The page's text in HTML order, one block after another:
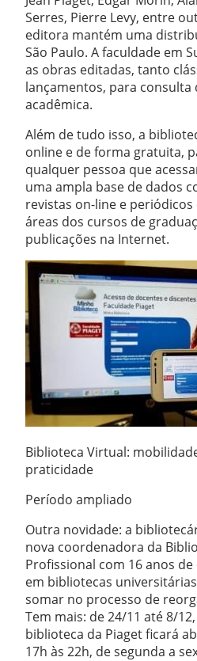
Serres, Pierre Levy, entre
editora mantém uma
São Paulo. A faculdade em
as obras editadas, tanto
lançamentos, para consulta
acadêmica.
Além de tudo isso, a
online e de forma gratuita,
qualquer pessoa que
uma ampla base de dados
revistas on-line e periódicos
áreas dos cursos de
publicações na Internet.
Biblioteca Virtual:
praticidade
Período ampliado
Outra novidade: a
nova coordenadora da
Profissional com 16 anos
em bibliotecas
somar no processo de
Tem mais: de 24/11 até 8/
biblioteca da Piaget ficará
17h às 22h, de segunda a